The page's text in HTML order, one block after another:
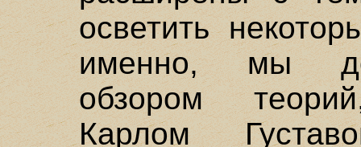
осветить
именно, мы
обзором
Карлом